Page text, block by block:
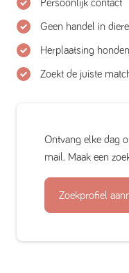
Persoonlijk contact
Geen handel in
Herplaatsing
Zoekt de juiste
Ontvang elke dag
mail. Maak een
Zoekprofiel